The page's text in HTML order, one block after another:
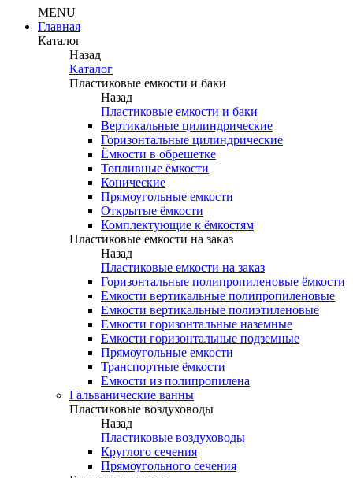
MENU
Главная
Каталог
Назад
Каталог
Пластиковые емкости и баки
Назад
Пластиковые емкости и баки
Вертикальные цилиндрические
Горизонтальные цилиндрические
Ёмкости в обрешетке
Топливные ёмкости
Конические
Прямоугольные емкости
Открытые ёмкости
Комплектующие к ёмкостям
Пластиковые емкости на заказ
Назад
Пластиковые емкости на заказ
Горизонтальные полипропиленовые ёмкости
Емкости вертикальные полипропиленовые
Емкости вертикальные полиэтиленовые
Емкости горизонтальные наземные
Емкости горизонтальные подземные
Прямоугольные емкости
Транспортные ёмкости
Емкости из полипропилена
Гальванические ванны
Пластиковые воздуховоды
Назад
Пластиковые воздуховоды
Круглого сечения
Прямоугольного сечения